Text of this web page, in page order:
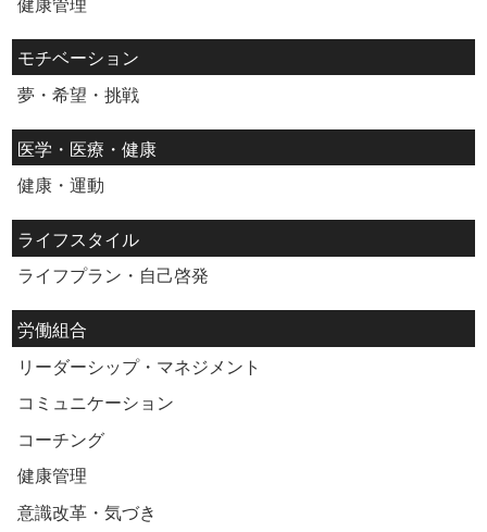
モチベーション
夢・希望・挑戦
医学・医療・健康
健康・運動
ライフスタイル
ライフプラン・自己啓発
労働組合
リーダーシップ・マネジメント
コミュニケーション
コーチング
健康管理
意識改革・気づき